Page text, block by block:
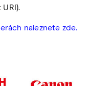
naleznete zde.